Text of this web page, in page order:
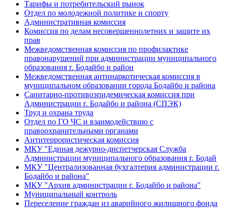
Тарифы и потребительский рынок
Отдел по молодежной политике и спорту
Административная комиссия
Комиссия по делам несовершеннолетних и защите их
прав
Межведомственная комиссия по профилактике
правонарушений при администрации муниципального
образования г. Бодайбо и район
Межведомственная антинаркотическая комиссия в
муниципальном образовании города Бодайбо и района
Санитарно-противоэпидемическая комиссия при
Администрации г. Бодайбо и района (СПЭК)
Труд и охрана труда
Отдел по ГО ЧС и взаимодействию с
правоохранительными органами
Антитеррористическая комиссия
МКУ "Единая дежурно-диспетчерская Служба
Администрации муниципального образования г. Бодай
МКУ "Централизованная бухгалтерия администрации г.
Бодайбо и района"
МКУ "Архив администрации г. Бодайбо и района"
Муниципальный контроль
Переселение граждан из аварийного жилищного фонда